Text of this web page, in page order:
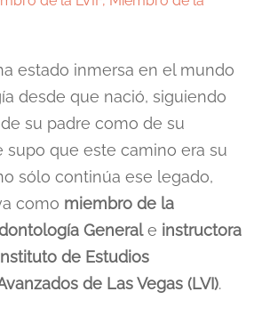
estado inmersa en el mundo
desde que nació, siguiendo
su padre como de su
supo que este camino era su
sólo continúa ese legado,
como miembro de la
Generale instructora
de Estudios
de Las Vegas (LVI).